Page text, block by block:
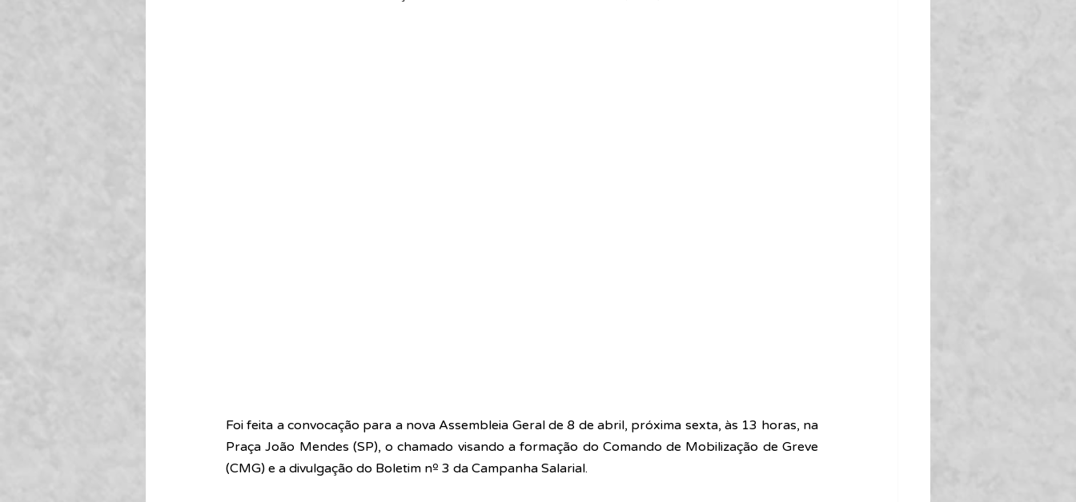
Foi feita a convocação para a nova Assembleia Geral de 8 de abril, próxima sexta, às 13 horas, na
Praça João Mendes (SP), o chamado visando a formação do Comando de Mobilização de Greve
(CMG) e a divulgação do Boletim nº 3 da Campanha Salarial.